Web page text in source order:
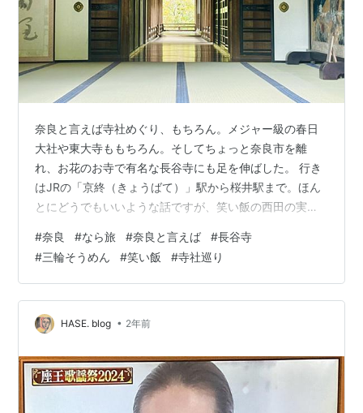
奈良と言えば寺社めぐり、もちろん。メジャー級の春日
大社や東大寺ももちろん。そしてちょっと奈良市を離
れ、お花のお寺で有名な長谷寺にも足を伸ばした。 行き
はJRの「京終（きょうばて）」駅から桜井駅まで。ほん
とにどうでもいいような話ですが、笑い飯の西田の実家
京の果て（終わり）で京終って生々しいネーミング。 京
終には「北京終町」というバス停もある。もちろん「ぺ
きんおわりまち」ではなく、「きたきょうばてちょう」
と読む。 桜井の駅で降りると、そこはもう日本昔ばなし
のような山の中。ちなみに笑い飯の哲夫は桜井の出身。
#奈良 #なら旅 #奈良と言えば #長谷寺
#三輪そうめん #笑い飯 #寺社巡り
HASE. blog • 2年前